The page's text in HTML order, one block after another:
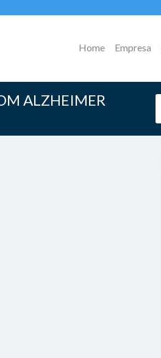
Home Empresa
ALZHEIMER